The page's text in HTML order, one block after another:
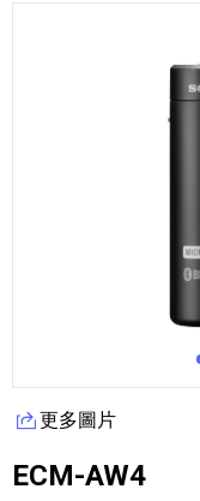
更多圖片
ECM-AW4